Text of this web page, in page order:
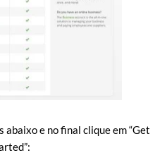
abaixo e no final clique em “Get